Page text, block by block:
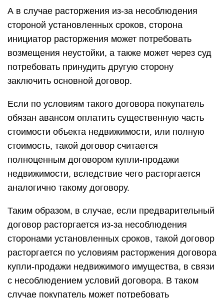
А в случае расторжения из-за несоблюдения
стороной установленных сроков, сторона
инициатор расторжения может потребовать
возмещения неустойки, а также может через суд
потребовать принудить другую сторону
заключить основной договор.
Если по условиям такого договора покупатель
обязан авансом оплатить существенную часть
стоимости объекта недвижимости, или полную
стоимость, такой договор считается
полноценным договором купли-продажи
недвижимости, вследствие чего расторгается
аналогично такому договору.
Таким образом, в случае, если предварительный
договор расторгается из-за несоблюдения
сторонами установленных сроков, такой договор
расторгается по условиям расторжения договора
купли-продажи недвижимого имущества, в связи
с несоблюдением условий договора. В таком
случае покупатель может потребовать